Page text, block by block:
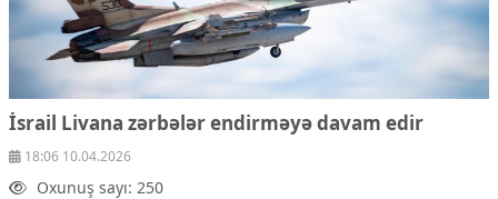
İsrail Livana zərbələr endirməyə davam edir
18:06 10.04.2026
Oxunuş sayı: 250